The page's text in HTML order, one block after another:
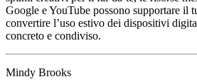
Google e YouTube possono supportare il
convertire l’uso estivo dei dispositivi
concreto e condiviso.
Mindy Brooks